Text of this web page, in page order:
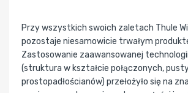
Przy wszystkich swoich zaletach Thule
pozostaje niesamowicie trwałym
Zastosowanie zaawansowanej
(struktura w kształcie połączonych,
prostopadłościanów) przełożyło się na